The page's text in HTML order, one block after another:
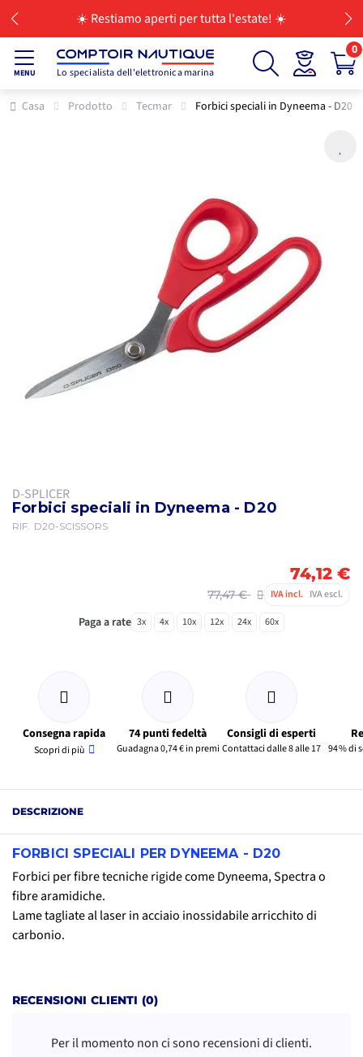
☀️ Restiamo aperti per tutta l'estate! ☀️
MENU Lo specialista dell'elettronica marina
0
Casa Prodotto Tecmar Forbici speciali in Dyneema - D20
D-SPLICER
Forbici speciali in Dyneema - D20
RIF. D20-SCISSORS
74,12 €
77,47 € IVA incl. IVA escl.
Paga a rate 3x 4x 10x 12x 24x 60x
Consegna rapida
Scopri di più
74 punti fedeltà
Guadagna 0,74 € in premi
Consigli di esperti
Contattaci dalle 8 alle 17 94 % di
DESCRIZIONE
FORBICI SPECIALI PER DYNEEMA - D20
Forbici per fibre tecniche rigide come Dyneema, Spectra o
fibre aramidiche.
Lame tagliate al laser in acciaio inossidabile arricchito di
carbonio.
RECENSIONI CLIENTI (0)
Per il momento non ci sono recensioni di clienti.